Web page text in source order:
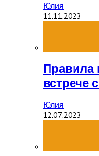
Юлия
11.11.2023
Правила
встрече
Юлия
12.07.2023